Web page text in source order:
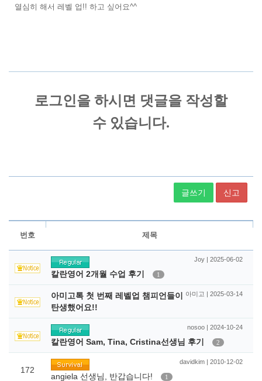
열심히 해서 레벨 업!! 하고 싶어요^^
글쓰기 신고